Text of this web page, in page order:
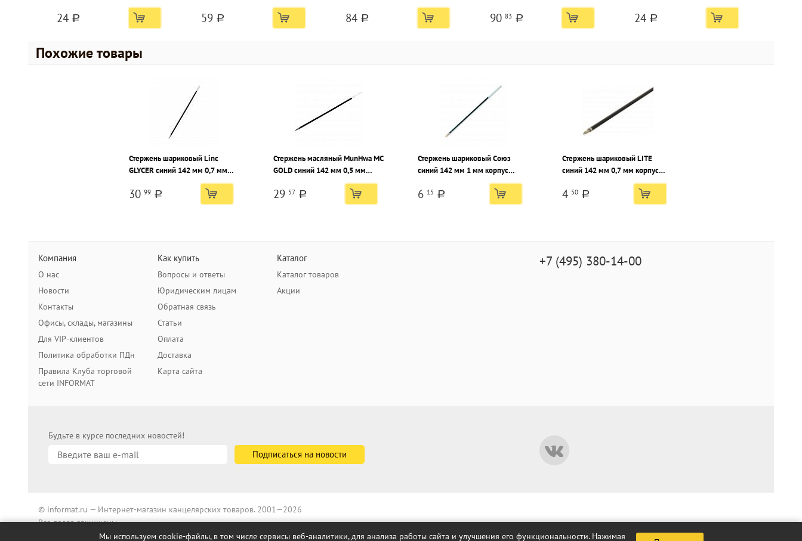
шестигранный корпус,
игольчатый наконечник
24 a 59 a
мм, 4 шт, круглый корпус
84 a 90 83 a
шестигранный корпус,
игольчатый наконечник
24 a
Похожие товары
Стержень шариковый Linc
GLYCER синий 142 мм 0,7 мм
30 99 a
Стержень масляный MunHwa MC
GOLD синий 142 мм 0,5 мм
29 57 a
Стержень шариковый Союз
синий 142 мм 1 мм корпус
6 15 a
Стержень шариковый LITE
синий 142 мм 0,7 мм корпус
4 50 a
Компания
О нас
Новости
Контакты
Офисы, склады, магазины
Для VIP-клиентов
Политика обработки ПДн
Правила Клуба торговой
сети INFORMAT
Как купить
Вопросы и ответы
Юридическим лицам
Обратная связь
Статьи
Оплата
Доставка
Карта сайта
Каталог
Каталог товаров
Акции
+7 (495) 380-14-00
Будьте в курсе последних новостей!
© informat.ru — Интернет-магазин канцелярских товаров. 2001—2026
Все права защищены
Мы используем cookie-файлы, в том числе сервисы веб-аналитики, для анализа работы сайта и улучшения его функциональности. Нажимая